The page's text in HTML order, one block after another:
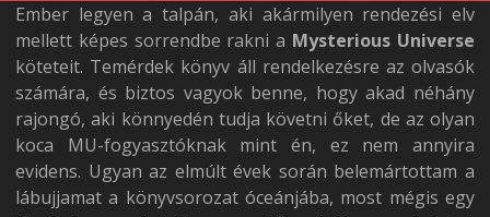
Ember legyen a talpán, aki akármilyen rendezési elv
mellett képes sorrendbe rakni a Mysterious Universe
köteteit. Temérdek könyv áll rendelkezésre az olvasók
számára, és biztos vagyok benne, hogy akad néhány
rajongó, aki könnyedén tudja követni őket, de az olyan
koca MU-fogyasztóknak mint én, ez nem annyira
evidens. Ugyan az elmúlt évek során belemártottam a
lábujjamat a könyvsorozat óceánjába, most mégis egy